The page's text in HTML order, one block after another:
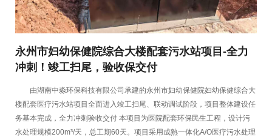
永州市妇幼保健院综合大楼配套污水站项目-全力
冲刺！竣工扫尾，验收保交付
由湖南中淼环保科技有限公司承建的永州市妇幼保健院妇幼保健综合大
楼配套医疗污水站项目全面进入竣工扫尾、联动调试阶段，项目整体建设任
务基本完成，全力冲刺验收交付 本项目为医院配套环保民生工程，设计污
水处理规模200m³/天，总工期60天。项目采用成熟一体化A/O医疗污水处理